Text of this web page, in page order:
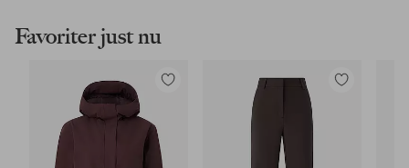
Favoriter just nu
Lägg
favoriter
Lägg